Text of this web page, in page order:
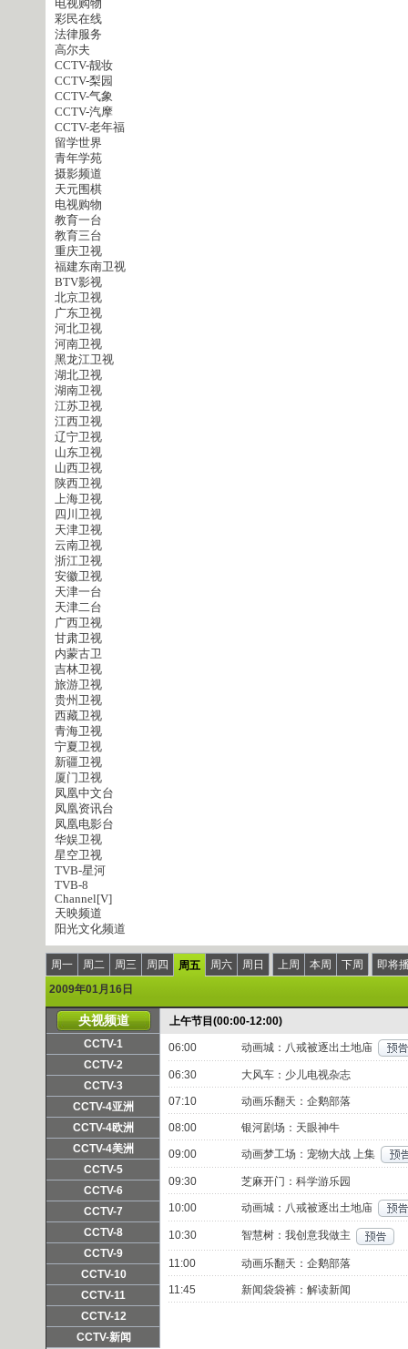
电视购物
彩民在线
法律服务
高尔夫
CCTV-靓妆
CCTV-梨园
CCTV-气象
CCTV-汽摩
CCTV-老年福
留学世界
青年学苑
摄影频道
天元围棋
电视购物
教育一台
教育三台
重庆卫视
福建东南卫视
BTV影视
北京卫视
广东卫视
河北卫视
河南卫视
黑龙江卫视
湖北卫视
湖南卫视
江苏卫视
江西卫视
辽宁卫视
山东卫视
山西卫视
陕西卫视
上海卫视
四川卫视
天津卫视
云南卫视
浙江卫视
安徽卫视
天津一台
天津二台
广西卫视
甘肃卫视
内蒙古卫
吉林卫视
旅游卫视
贵州卫视
西藏卫视
青海卫视
宁夏卫视
新疆卫视
厦门卫视
凤凰中文台
凤凰资讯台
凤凰电影台
华娱卫视
星空卫视
TVB-星河
TVB-8
Channel[V]
天映频道
阳光文化频道
周一 周二 周三 周四 周五 周六 周日 上周 本周 下周
即将
2009年01月16日
央视频道
CCTV-1
频道主页 直播
CCTV-2
频道主页 直播
CCTV-3
频道主页 直播 点播
CCTV-4亚洲
频道主页 直播 点播
CCTV-4欧洲
频道主页 直播 点播
CCTV-4美洲
频道主页 直播
CCTV-5
频道主页 直播
CCTV-6
频道主页 直播
CCTV-7
频道主页 直播
CCTV-8
频道主页 直播
CCTV-9
频道主页 直播
CCTV-10
频道主页 直播
CCTV-11
频道主页 直播
CCTV-12
频道主页 直播 点播
CCTV-新闻
上午节目(00:00-12:00)
06:00 动画城：八戒被逐出土地庙
06:30 大风车：少儿电视杂志
07:10 动画乐翻天：企鹅部落
08:00 银河剧场：天眼神牛
09:00 动画梦工场：宠物大战 上集
09:30 芝麻开门：科学游乐园
10:00 动画城：八戒被逐出土地庙
10:30 智慧树：我创意我做主
11:00 动画乐翻天：企鹅部落
11:45 新闻袋袋裤：解读新闻